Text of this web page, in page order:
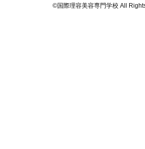
©国際理容美容専門学校 All